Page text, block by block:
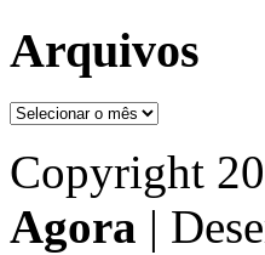
Arquivos
Arquivos
Copyright
Agora |